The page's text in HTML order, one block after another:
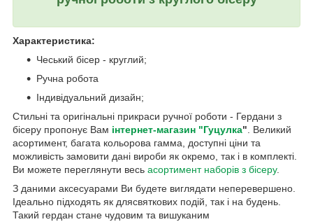
Характеристика:
Чеський бісер - круглий;
Ручна робота
Індивідуальний дизайн;
Стильні та оригінальні прикраси ручної роботи - Гердани з
бісеру пропонує Вам інтернет-магазин "Гуцулка". Великий
асортимент, багата кольорова гамма, доступні ціни та
можливість замовити дані вироби як окремо, так і в комплекті.
Ви можете переглянути весь асортимент наборів з бісеру.
З даними аксесуарами Ви будете виглядати неперевершено.
Ідеально підходять як длясвяткових подій, так і на будень.
Такий гердан стане чудовим та вишуканим